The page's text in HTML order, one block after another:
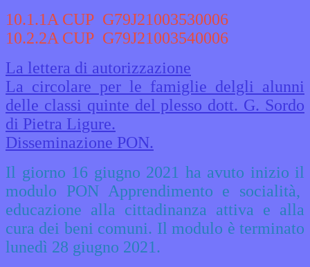
10.1.1A CUP G79J21003530006
10.2.2A CUP G79J21003540006
La lettera di autorizzazione
La circolare per le famiglie delgli alunni
delle classi quinte del plesso dott. G. Sordo
di Pietra Ligure.
Disseminazione PON.
Il giorno 16 giugno 2021 ha avuto inizio il
modulo PON Apprendimento e socialità,
educazione alla cittadinanza attiva e alla
cura dei beni comuni. Il modulo è terminato
lunedì 28 giugno 2021.